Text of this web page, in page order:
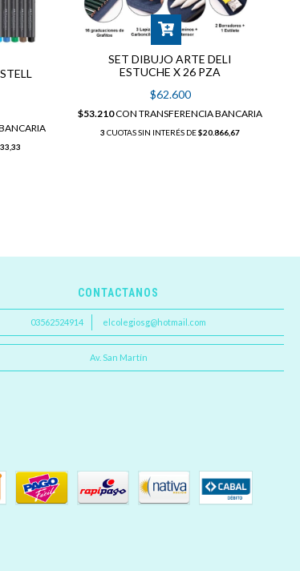
SET DIBUJO ARTE DELI
ESTUCHE X 26 PZA
$62.600
$53.210CON TRANSFERENCIA BANCARIA
3 CUOTAS SIN INTERÉS DE$20.866,67
CONTACTANOS
03562524914 elcolegiosg@hotmail.com
Av. San Martín